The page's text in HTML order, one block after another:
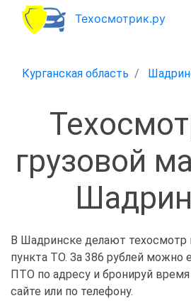
Техосмотрик.ру
Курганская область
грузовой
В Шадринске делают
пункта ТО. За 386 рублей можно
ПТО по адресу и бронируй
сайте или по телефону.